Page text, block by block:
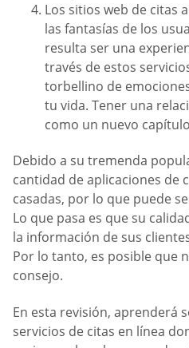
Los sitios web de citas
las fantasías de los
resulta ser una
través de estos
torbellino de
tu vida. Tener una
como un nuevo
Debido a su tremenda
cantidad de aplicaciones de
casadas, por lo que puede
Lo que pasa es que su
la información de sus
Por lo tanto, es posible que
consejo.
En esta revisión, aprenderá
servicios de citas en línea